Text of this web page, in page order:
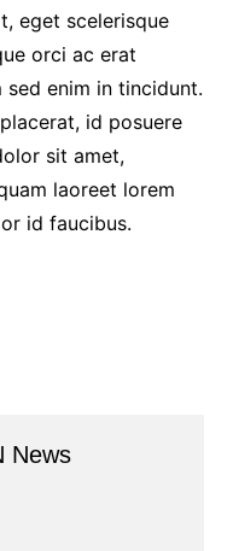
eget scelerisque
orci ac erat
enim in tincidunt.
id posuere
sit amet,
laoreet lorem
id faucibus.
News